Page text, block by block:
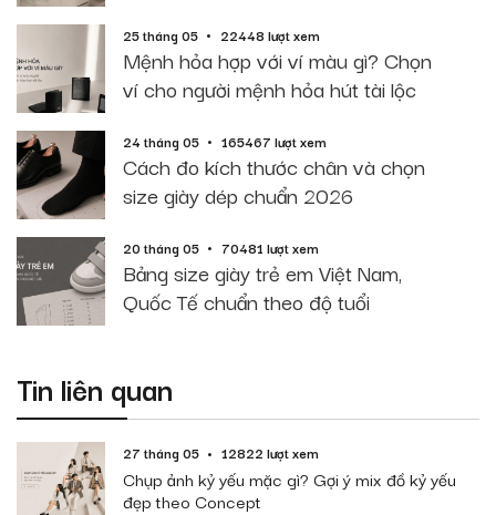
25 tháng 05 22448 lượt xem
Mệnh hỏa hợp với ví màu gì? Chọn
ví cho người mệnh hỏa hút tài lộc
24 tháng 05 165467 lượt xem
Cách đo kích thước chân và chọn
size giày dép chuẩn 2026
20 tháng 05 70481 lượt xem
Bảng size giày trẻ em Việt Nam,
Quốc Tế chuẩn theo độ tuổi
Tin liên quan
27 tháng 05 12822 lượt xem
Chụp ảnh kỷ yếu mặc gì? Gợi ý mix đồ kỷ yếu
đẹp theo Concept